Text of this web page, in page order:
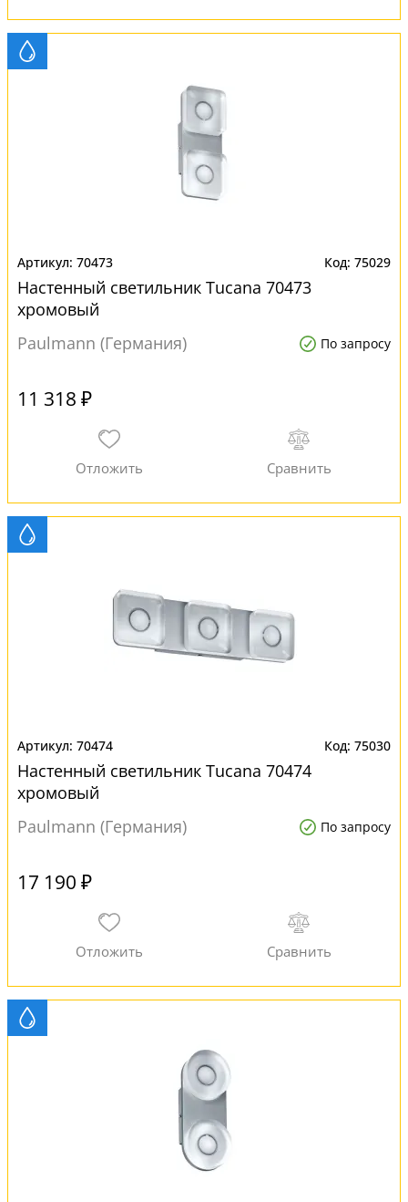
70473 75029
Настенный светильник Tucana 70473
хромовый
Paulmann (Германия)
По запросу
11 318 ₽
70474 75030
Настенный светильник Tucana 70474
хромовый
Paulmann (Германия)
По запросу
17 190 ₽